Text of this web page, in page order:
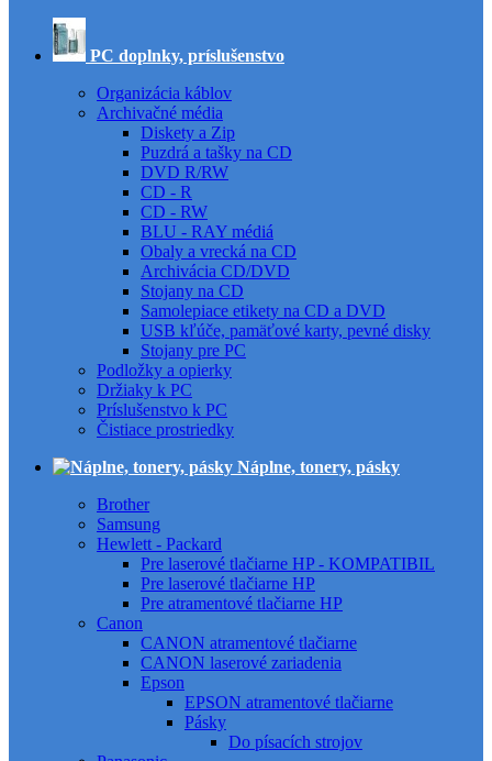
PC doplnky, príslušenstvo
Organizácia káblov
Archivačné média
Diskety a Zip
Puzdrá a tašky na CD
DVD R/RW
CD - R
CD - RW
BLU - RAY médiá
Obaly a vrecká na CD
Archivácia CD/DVD
Stojany na CD
Samolepiace etikety na CD a DVD
USB kľúče, pamäťové karty, pevné disky
Stojany pre PC
Podložky a opierky
Držiaky k PC
Príslušenstvo k PC
Čistiace prostriedky
Náplne, tonery, pásky
Brother
Samsung
Hewlett - Packard
Pre laserové tlačiarne HP - KOMPATIBIL
Pre laserové tlačiarne HP
Pre atramentové tlačiarne HP
Canon
CANON atramentové tlačiarne
CANON laserové zariadenia
Epson
EPSON atramentové tlačiarne
Pásky
Do písacích strojov